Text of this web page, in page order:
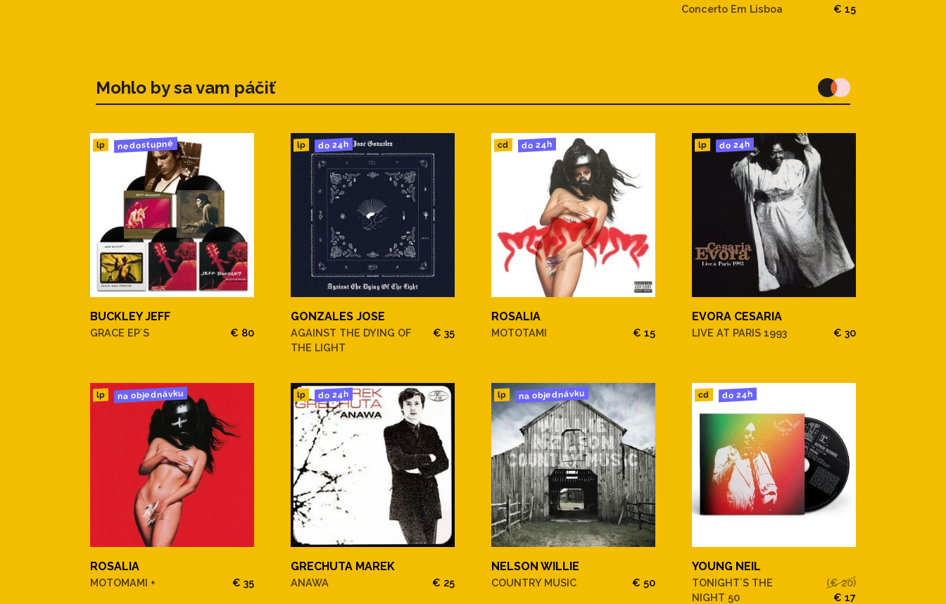
Concerto Em Lisboa € 15
Mohlo by sa vam páčiť
lp nedostupné
BUCKLEY JEFF
GRACE EP´S € 80
lp do 24h
GONZALES JOSE
AGAINST THE DYING OF
THE LIGHT
€ 35
cd do 24h
ROSALIA
MOTOTAMI € 15
lp do 24h
EVORA CESARIA
LIVE AT PARIS 1993 € 30
lp na objednávku
ROSALIA
MOTOMAMI + € 35
lp do 24h
GRECHUTA MAREK
ANAWA € 25
lp na objednávku
NELSON WILLIE
COUNTRY MUSIC € 50
cd do 24h
YOUNG NEIL
TONIGHT´S THE
NIGHT 50
(€ 20)
€ 17